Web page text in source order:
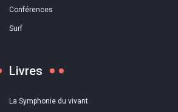
Conférences
Surf
Livres
La Symphonie du vivant